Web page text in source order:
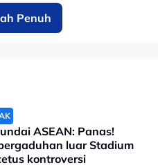
apabila pembedahan
sokongan yang
berjalan dengan
terima kasih kepada
yang diberikan. Ia
saya sekarang
Penuh
ASEAN: Panas!
luar Stadium
kontroversi